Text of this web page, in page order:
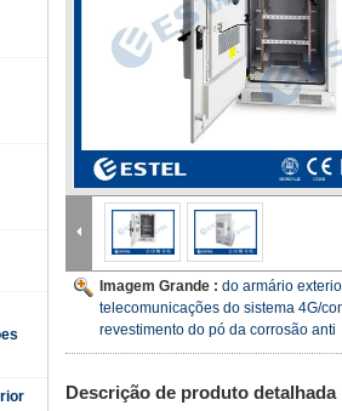
Imagem Grande : do armário
telecomunicações do sistema 4G/
revestimento do pó da corrosão anti
Descrição de produto detalhada